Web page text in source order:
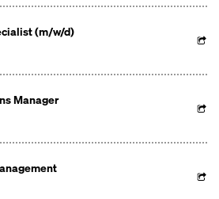
(m/w/d)
Manager